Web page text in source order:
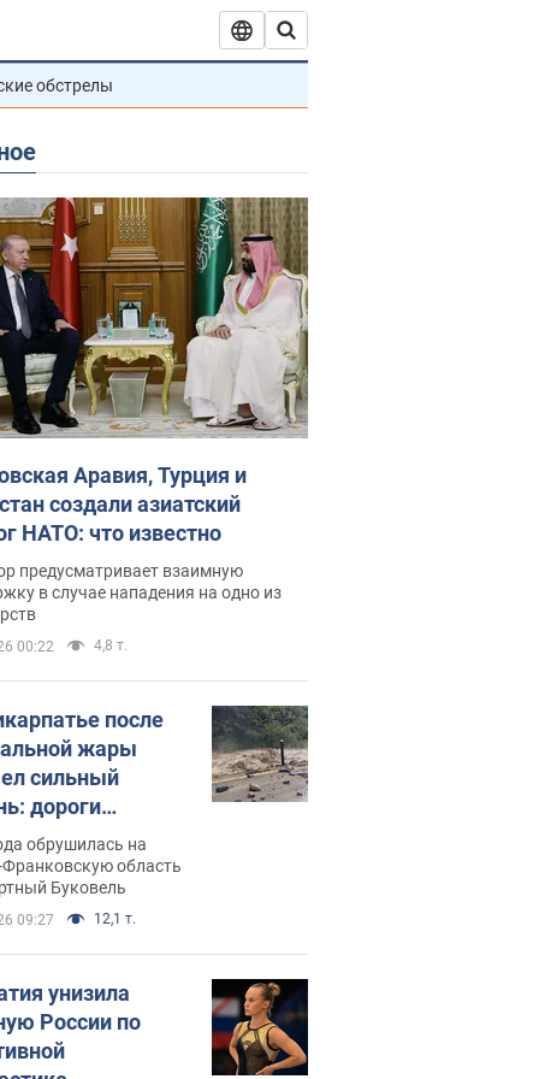
обстрелы
Аравия, Турция и
создали азиатский
НАТО: что известно
предусматривает взаимную
в случае нападения на одно из
00:22 4,8 т.
после
жары
сильный
дороги
в реки.
обрушилась на
область
Буковель
09:27 12,1 т.
унизила
России по